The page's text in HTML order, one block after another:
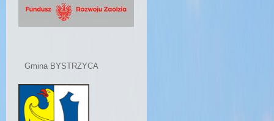
Gmina BYSTRZYCA